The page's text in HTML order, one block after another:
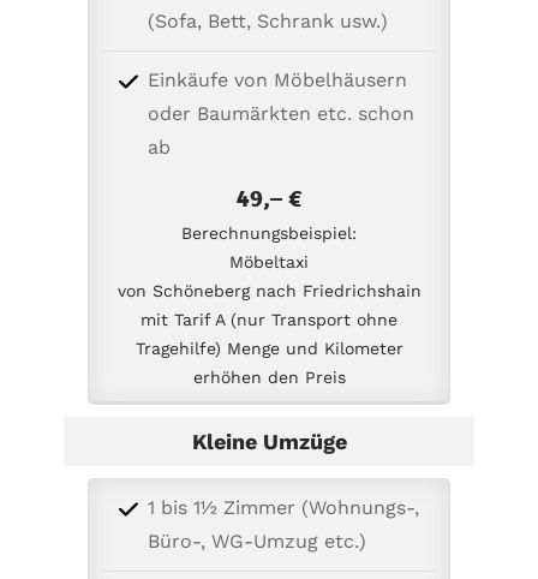
(Sofa, Bett, Schrank usw.)
Einkäufe von Möbelhäusern
oder Baumärkten etc. schon
ab
49,– €
Berechnungsbeispiel:
Möbeltaxi
von Schöneberg nach Friedrichshain
mit Tarif A (nur Transport ohne
Tragehilfe) Menge und Kilometer
erhöhen den Preis
Kleine Umzüge
1 bis 1½ Zimmer (Wohnungs-,
Büro-, WG-Umzug etc.)